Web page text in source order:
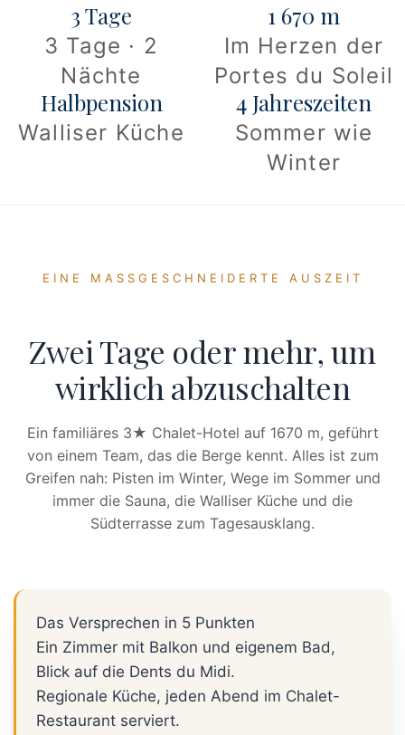
3 Tage
3 Tage · 2
Nächte
1 670 m
Im Herzen der
Portes du Soleil
Halbpension
Walliser Küche
4 Jahreszeiten
Sommer wie
Winter
EINE MASSGESCHNEIDERTE AUSZEIT
Zwei Tage oder mehr, um
wirklich abzuschalten
Ein familiäres 3★ Chalet-Hotel auf 1670 m, geführt
von einem Team, das die Berge kennt. Alles ist zum
Greifen nah: Pisten im Winter, Wege im Sommer und
immer die Sauna, die Walliser Küche und die
Südterrasse zum Tagesausklang.
Das Versprechen in 5 Punkten
Ein Zimmer mit Balkon und eigenem Bad,
Blick auf die Dents du Midi.
Regionale Küche, jeden Abend im Chalet-
Restaurant serviert.